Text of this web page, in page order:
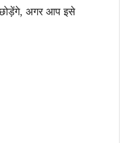
अगर आप इसे